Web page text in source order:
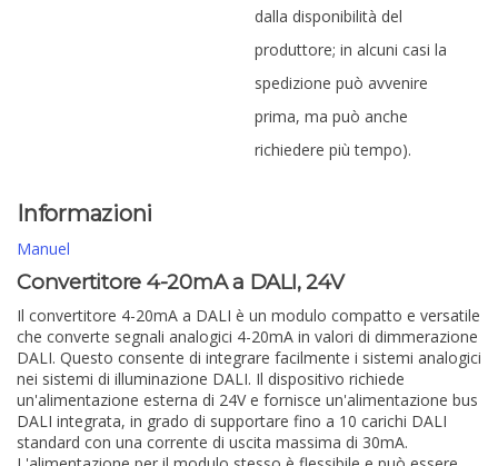
dalla disponibilità del
produttore; in alcuni casi la
spedizione può avvenire
prima, ma può anche
richiedere più tempo).
Informazioni
Manuel
Convertitore 4-20mA a DALI, 24V
Il convertitore 4-20mA a DALI è un modulo compatto e versatile
che converte segnali analogici 4-20mA in valori di dimmerazione
DALI. Questo consente di integrare facilmente i sistemi analogici
nei sistemi di illuminazione DALI. Il dispositivo richiede
un'alimentazione esterna di 24V e fornisce un'alimentazione bus
DALI integrata, in grado di supportare fino a 10 carichi DALI
standard con una corrente di uscita massima di 30mA.